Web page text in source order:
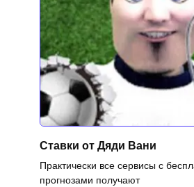
Ставки от Дяди Вани
Практически все сервисы с
прогнозами получают